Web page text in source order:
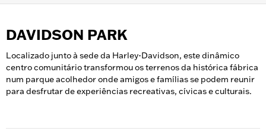
DAVIDSON PARK
Localizado junto à sede da Harley-Davidson, este dinâmico
centro comunitário transformou os terrenos da histórica fábrica
num parque acolhedor onde amigos e famílias se podem reunir
para desfrutar de experiências recreativas, cívicas e culturais.